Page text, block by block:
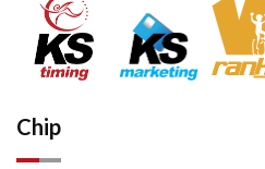
Chip